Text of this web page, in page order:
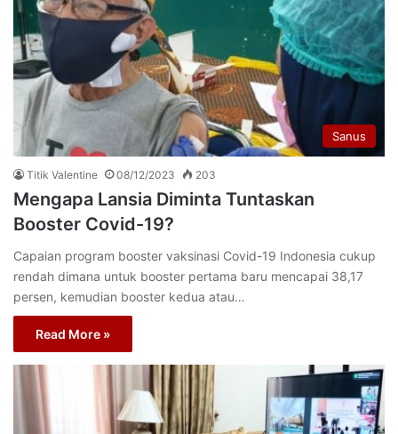
Sanus
Titik Valentine 08/12/2023 203
Mengapa Lansia Diminta Tuntaskan
Booster Covid-19?
Capaian program booster vaksinasi Covid-19 Indonesia cukup
rendah dimana untuk booster pertama baru mencapai 38,17
persen, kemudian booster kedua atau…
Read More »